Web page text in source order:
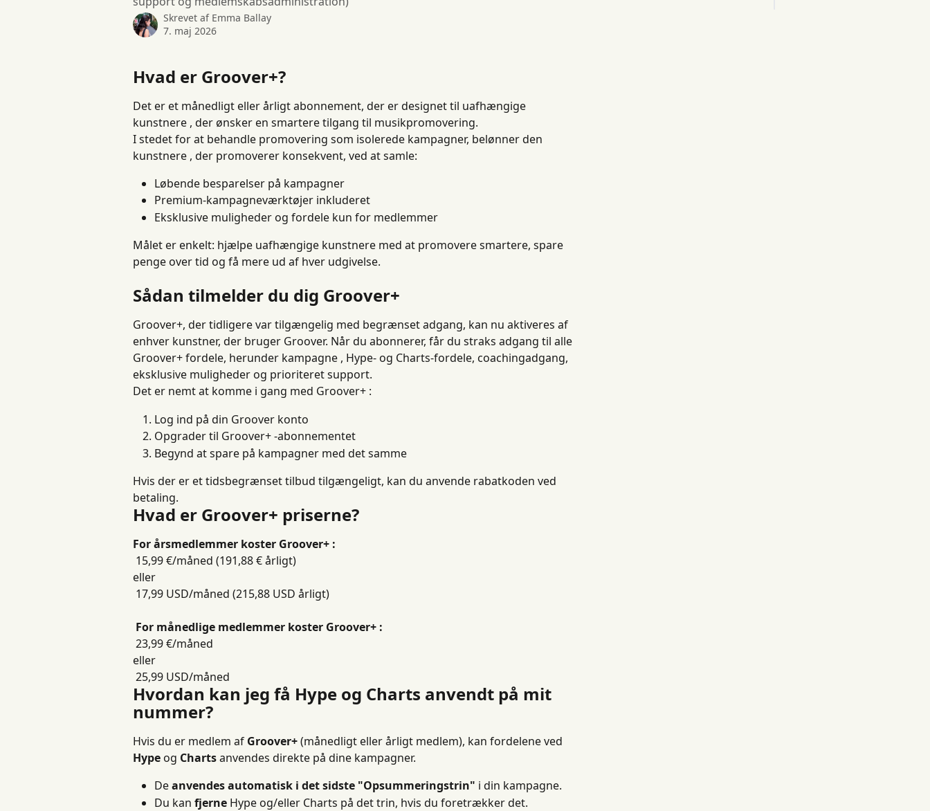
Skrevet af Emma Ballay
7. maj 2026
Hvad er Groover+?
Det er et månedligt eller årligt abonnement, der er designet til uafhængige
kunstnere , der ønsker en smartere tilgang til musikpromovering.
I stedet for at behandle promovering som isolerede kampagner, belønner den
kunstnere , der promoverer konsekvent, ved at samle:
Løbende besparelser på kampagner
Premium-kampagneværktøjer inkluderet
Eksklusive muligheder og fordele kun for medlemmer
Målet er enkelt: hjælpe uafhængige kunstnere med at promovere smartere, spare
penge over tid og få mere ud af hver udgivelse.
Sådan tilmelder du dig Groover+
Groover+, der tidligere var tilgængelig med begrænset adgang, kan nu aktiveres af
enhver kunstner, der bruger Groover. Når du abonnerer, får du straks adgang til alle
Groover+ fordele, herunder kampagne , Hype- og Charts-fordele, coachingadgang,
eksklusive muligheder og prioriteret support.
Det er nemt at komme i gang med Groover+ :
Log ind på din Groover konto
Opgrader til Groover+ -abonnementet
Begynd at spare på kampagner med det samme
Hvis der er et tidsbegrænset tilbud tilgængeligt, kan du anvende rabatkoden ved
betaling.
Hvad er Groover+ priserne?
For årsmedlemmer koster Groover+ :
15,99 €/måned (191,88 € årligt)
eller
17,99 USD/måned (215,88 USD årligt)
For månedlige medlemmer koster Groover+ :
23,99 €/måned
eller
25,99 USD/måned
Hvordan kan jeg få Hype og Charts anvendt på mit
nummer?
Hvis du er medlem af Groover+ (månedligt eller årligt medlem), kan fordelene ved
Hype og Charts anvendes direkte på dine kampagner.
De anvendes automatisk i det sidste "Opsummeringstrin" i din kampagne.
Du kan fjerne Hype og/eller Charts på det trin, hvis du foretrækker det.